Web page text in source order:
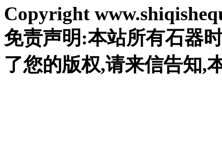
Copyright
免责声明:本站所有石器
了您的版权,请来信告知,